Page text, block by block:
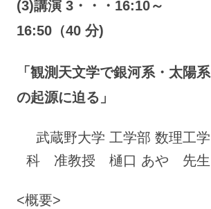
(3)講演 3・・・16:10～
16:50（40 分)
「観測天文学で銀河系・太陽系
の起源に迫る」
武蔵野大学 工学部 数理工学
科 准教授 樋口 あや 先生
<概要>